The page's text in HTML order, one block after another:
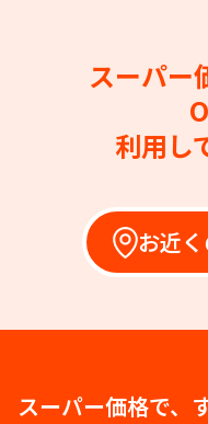
スーパー
利用し
お近
スーパー価格で、